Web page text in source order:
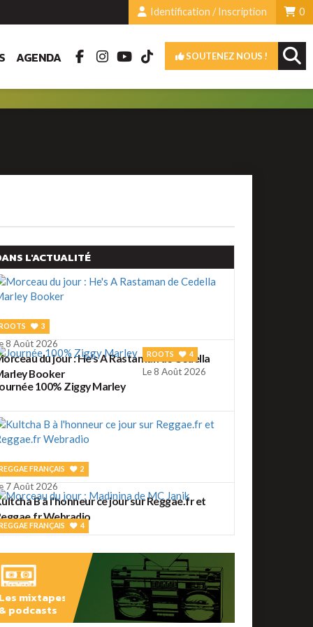
0
Identification / Inscription
AGENDA SOUTENEZ NOUS !
L'ACTUALITÉ
3
8 Août 2026
du jour : He's A Rastaman de Cedella
Booker
ROOTS 4
Le 8 Août 2026
100% Ziggy Marley
FRANÇAIS 2
7 Août 2026
B à l'honneur ce jour sur Reggae.fr et
Webradio
FRANÇAIS 4
du jour : Madinina de MC Janik
ROOTS 56
Les mixtapes
& podcasts